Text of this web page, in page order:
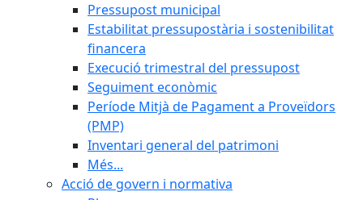
Pressupost municipal
Estabilitat pressupostària i sostenibilitat
financera
Execució trimestral del pressupost
Seguiment econòmic
Període Mitjà de Pagament a Proveïdors
(PMP)
Inventari general del patrimoni
Més...
Acció de govern i normativa